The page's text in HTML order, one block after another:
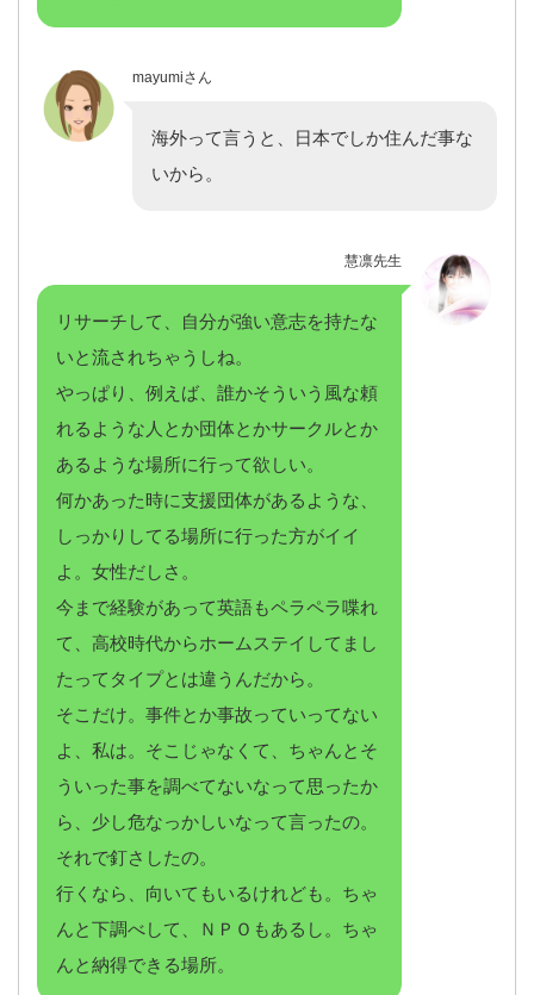
mayumiさん
海外って言うと、日本でしか住んだ事な
いから。
慧凛先生
リサーチして、自分が強い意志を持たな
いと流されちゃうしね。
やっぱり、例えば、誰かそういう風な頼
れるような人とか団体とかサークルとか
あるような場所に行って欲しい。
何かあった時に支援団体があるような、
しっかりしてる場所に行った方がイイ
よ。女性だしさ。
今まで経験があって英語もペラペラ喋れ
て、高校時代からホームステイしてまし
たってタイプとは違うんだから。
そこだけ。事件とか事故っていってない
よ、私は。そこじゃなくて、ちゃんとそ
ういった事を調べてないなって思ったか
ら、少し危なっかしいなって言ったの。
それで釘さしたの。
行くなら、向いてもいるけれども。ちゃ
んと下調べして、ＮＰＯもあるし。ちゃ
んと納得できる場所。